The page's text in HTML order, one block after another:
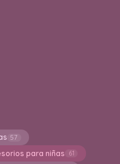
57
para niñas 61